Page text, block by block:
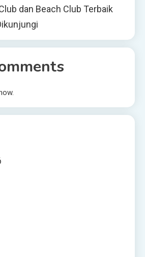
dan Beach Club Terbaik